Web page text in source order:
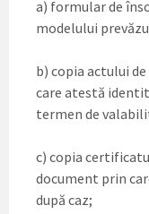
a) formular de
modelului
b) copia actului
care atestă
termen de
c) copia
document prin
după caz;